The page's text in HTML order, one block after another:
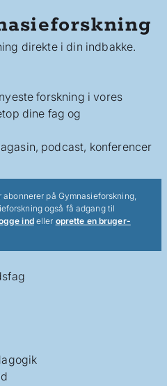
direkte i din indbakke.
forskning i vores
dine fag og
podcast, konferencer
på Gymnasieforskning,
også få adgang til
indeller oprette en bruger-